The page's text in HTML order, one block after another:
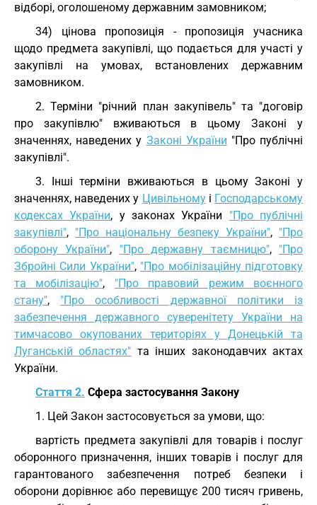
відборі, оголошеному державним замовником;
34) цінова пропозиція - пропозиція учасника
щодо предмета закупівлі, що подається для участі у
закупівлі на умовах, встановлених державним
замовником.
2. Терміни "річний план закупівель" та "договір
про закупівлю" вживаються в цьому Законі у
значеннях, наведених у Законі України "Про публічні
закупівлі".
3. Інші терміни вживаються в цьому Законі у
значеннях, наведених у Цивільномуі Господарському
кодексах України, у законах України "Про публічні
закупівлі", "Про національну безпеку України", "Про
оборону України", "Про державну таємницю", "Про
Збройні Сили України", "Про мобілізаційну підготовку
та мобілізацію", "Про правовий режим воєнного
стану", "Про особливості державної політики із
забезпечення державного суверенітету України на
тимчасово окупованих територіях у Донецькій та
Луганській областях" та інших законодавчих актах
України.
Стаття 2. Сфера застосування Закону
1. Цей Закон застосовується за умови, що:
вартість предмета закупівлі для товарів і послуг
оборонного призначення, інших товарів і послуг для
гарантованого забезпечення потреб безпеки і
оборони дорівнює або перевищує 200 тисяч гривень,